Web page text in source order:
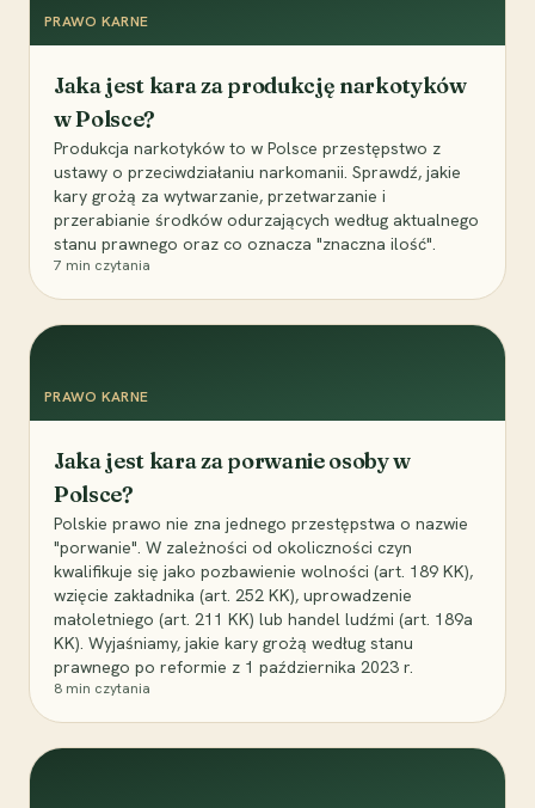
PRAWO KARNE
Jaka jest kara za produkcję narkotyków
w Polsce?
Produkcja narkotyków to w Polsce przestępstwo z
ustawy o przeciwdziałaniu narkomanii. Sprawdź, jakie
kary grożą za wytwarzanie, przetwarzanie i
przerabianie środków odurzających według aktualnego
stanu prawnego oraz co oznacza "znaczna ilość".
7 min czytania
PRAWO KARNE
Jaka jest kara za porwanie osoby w
Polsce?
Polskie prawo nie zna jednego przestępstwa o nazwie
"porwanie". W zależności od okoliczności czyn
kwalifikuje się jako pozbawienie wolności (art. 189 KK),
wzięcie zakładnika (art. 252 KK), uprowadzenie
małoletniego (art. 211 KK) lub handel ludźmi (art. 189a
KK). Wyjaśniamy, jakie kary grożą według stanu
prawnego po reformie z 1 października 2023 r.
8 min czytania